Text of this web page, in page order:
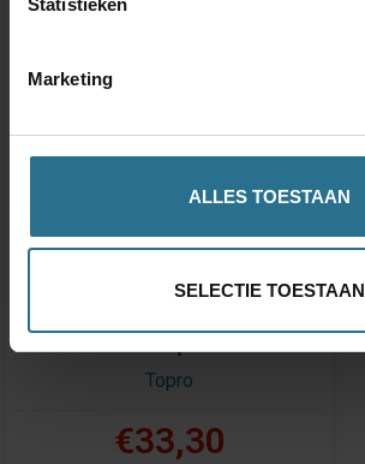
Marketing
ALLES TOESTAAN
SELECTIE TOESTAAN
Antislipmat
Topro
€33,30